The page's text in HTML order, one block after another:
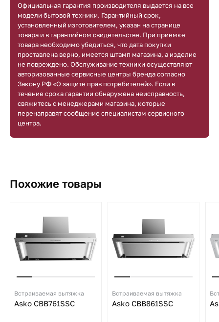
Официальная гарантия производителя выдается на все
модели бытовой техники. Гарантийный срок,
установленный изготовителем, указан на странице
товара и в гарантийном свидетельстве. При приемке
товара необходимо убедиться, что дата покупки
проставлена верно, имеется штамп магазина, а изделие
не повреждено. Обслуживание техники осуществляют
авторизованные сервисные центры бренда согласно
Закону РФ «О защите прав потребителей». Если в
течение срока гарантии обнаружена неисправность,
свяжитесь с менеджерами магазина, которые
перенаправят сообщение специалистам сервисного
центра.
Похожие товары
Встраиваемая вытяжка
Asko CBB761SSC
Встраиваемая вытяжка
Asko CBB861SSC